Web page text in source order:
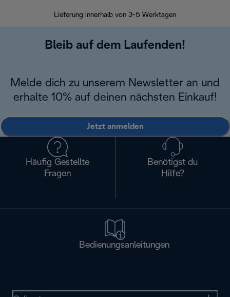
Lieferung innerhalb von 3-5 Werktagen
Bleib auf dem Laufenden!
Melde dich zu unserem Newsletter an und
erhalte 10% auf deinen nächsten Einkauf!
Jetzt anmelden
Häufig Gestellte
Fragen
Benötigst du
Hilfe?
Bedienungsanleitungen